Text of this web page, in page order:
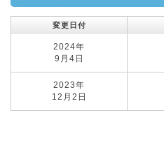
変更日付
2024年
9月4日
2023年
12月2日